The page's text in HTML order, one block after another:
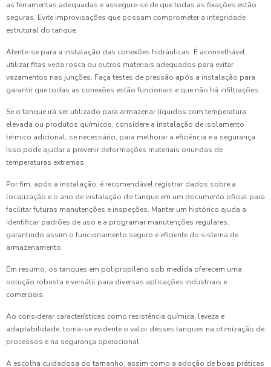
as ferramentas adequadas e assegure-se de que todas as fixações estão
seguras. Evite improvisações que possam comprometer a integridade
estrutural do tanque.
Atente-se para a instalação das conexões hidráulicas. É aconselhável
utilizar fitas veda rosca ou outros materiais adequados para evitar
vazamentos nas junções. Faça testes de pressão após a instalação para
garantir que todas as conexões estão funcionais e que não há infiltrações.
Se o tanque irá ser utilizado para armazenar líquidos com temperatura
elevada ou produtos químicos, considere a instalação de isolamento
térmico adicional, se necessário, para melhorar a eficiência e a segurança.
Isso pode ajudar a prevenir deformações materiais oriundas de
temperaturas extremas.
Por fim, após a instalação, é recomendável registrar dados sobre a
localização e o ano de instalação do tanque em um documento oficial para
facilitar futuras manutenções e inspeções. Manter um histórico ajuda a
identificar padrões de uso e a programar manutenções regulares,
garantindo assim o funcionamento seguro e eficiente do sistema de
armazenamento.
Em resumo, os tanques em polipropileno sob medida oferecem uma
solução robusta e versátil para diversas aplicações industriais e
comerciais.
Ao considerar características como resistência química, leveza e
adaptabilidade, torna-se evidente o valor desses tanques na otimização de
processos e na segurança operacional.
A escolha cuidadosa do tamanho, assim como a adoção de boas práticas